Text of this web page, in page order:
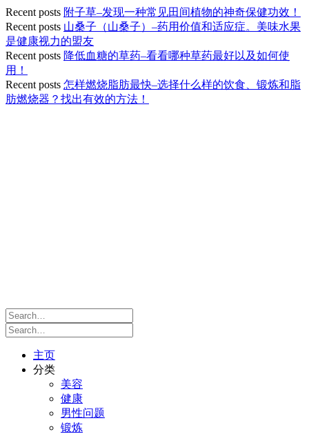
Recent posts 附子草–发现一种常见田间植物的神奇保健功效！
Recent posts 山桑子（山桑子）–药用价值和适应症。美味水果
是健康视力的盟友
Recent posts 降低血糖的草药–看看哪种草药最好以及如何使
用！
Recent posts 怎样燃烧脂肪最快–选择什么样的饮食、锻炼和脂
肪燃烧器？找出有效的方法！
主页
分类
美容
健康
男性问题
锻炼